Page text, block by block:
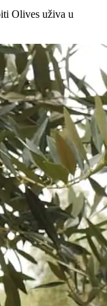
Olives uživa u